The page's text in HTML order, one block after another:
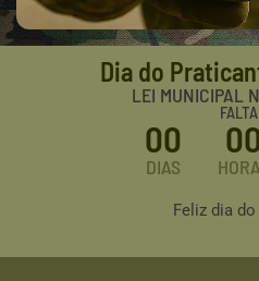
Dia do
LEI MUNICIPAL
00
DIAS
Feliz dia